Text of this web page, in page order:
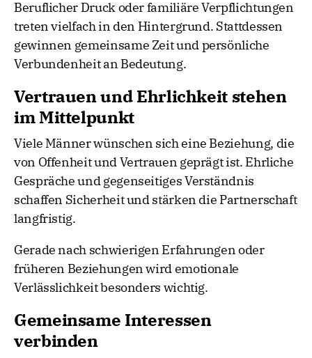
Beruflicher Druck oder familiäre Verpflichtungen
treten vielfach in den Hintergrund. Stattdessen
gewinnen gemeinsame Zeit und persönliche
Verbundenheit an Bedeutung.
Vertrauen und Ehrlichkeit stehen
im Mittelpunkt
Viele Männer wünschen sich eine Beziehung, die
von Offenheit und Vertrauen geprägt ist. Ehrliche
Gespräche und gegenseitiges Verständnis
schaffen Sicherheit und stärken die Partnerschaft
langfristig.
Gerade nach schwierigen Erfahrungen oder
früheren Beziehungen wird emotionale
Verlässlichkeit besonders wichtig.
Gemeinsame Interessen
verbinden